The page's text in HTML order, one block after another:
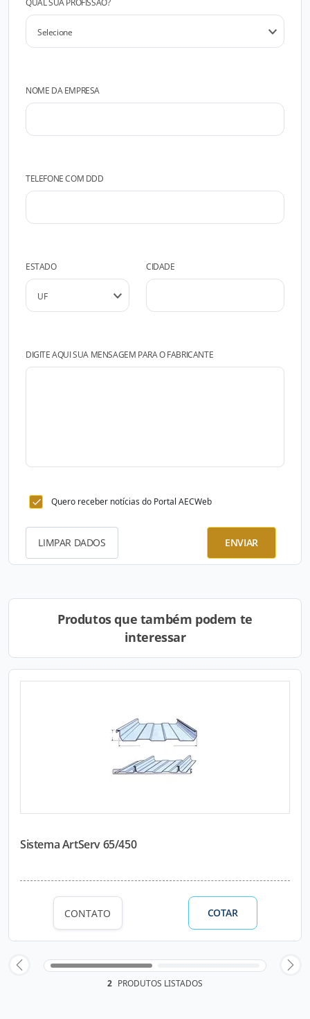
QUAL SUA PROFISSÃO?
NOME DA EMPRESA
TELEFONE COM DDD
ESTADO CIDADE
DIGITE AQUI SUA MENSAGEM PARA O FABRICANTE
Quero receber notícias do Portal AECWeb
LIMPAR DADOS ENVIAR
Produtos que também podem te
interessar
Sistema ArtServ 65/450
CONTATO COTAR
2 PRODUTOS LISTADOS